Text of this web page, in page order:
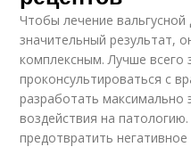
Чтобы лечение
значительный результат,
комплексным. Лучше всего
проконсультироваться с
разработать максимально
воздействия на
предотвратить